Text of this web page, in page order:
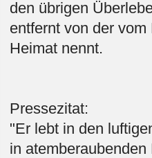
den übrigen
entfernt von der
Heimat nennt.
Pressezitat:
"Er lebt in den
in